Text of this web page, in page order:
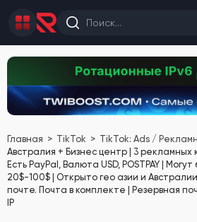
Главная TikTok TikTok: Ads /
Австралия + Бизнес центр | 3 рекламных
Есть PayPal, Валюта USD, POSTPAY |
20$-100$ | Открыто гео азии и
почте. Почта в комплекте | Резервная
IP